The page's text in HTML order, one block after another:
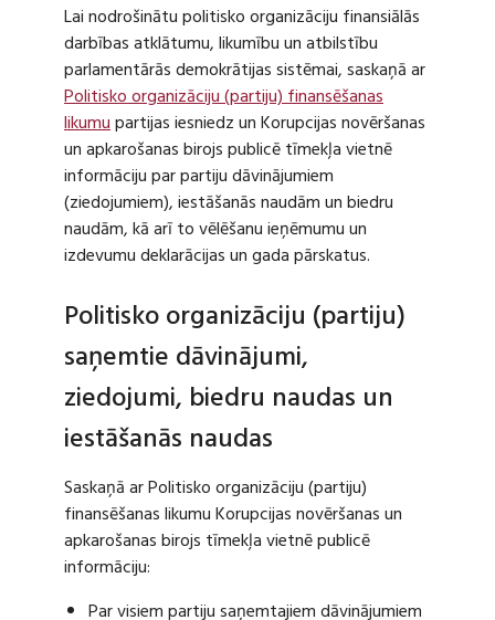
Lai nodrošinātu politisko organizāciju finansiālās
darbības atklātumu, likumību un atbilstību
parlamentārās demokrātijas sistēmai, saskaņā ar
Politisko organizāciju (partiju) finansēšanas
likumupartijas iesniedz un Korupcijas novēršanas
un apkarošanas birojs publicē tīmekļa vietnē
informāciju par partiju dāvinājumiem
(ziedojumiem), iestāšanās naudām un biedru
naudām, kā arī to vēlēšanu ieņēmumu un
izdevumu deklarācijas un gada pārskatus.
Politisko organizāciju (partiju)
saņemtie dāvinājumi,
ziedojumi, biedru naudas un
iestāšanās naudas
Saskaņā ar Politisko organizāciju (partiju)
finansēšanas likumu Korupcijas novēršanas un
apkarošanas birojs tīmekļa vietnē publicē
informāciju:
Par visiem partiju saņemtajiem dāvinājumiem